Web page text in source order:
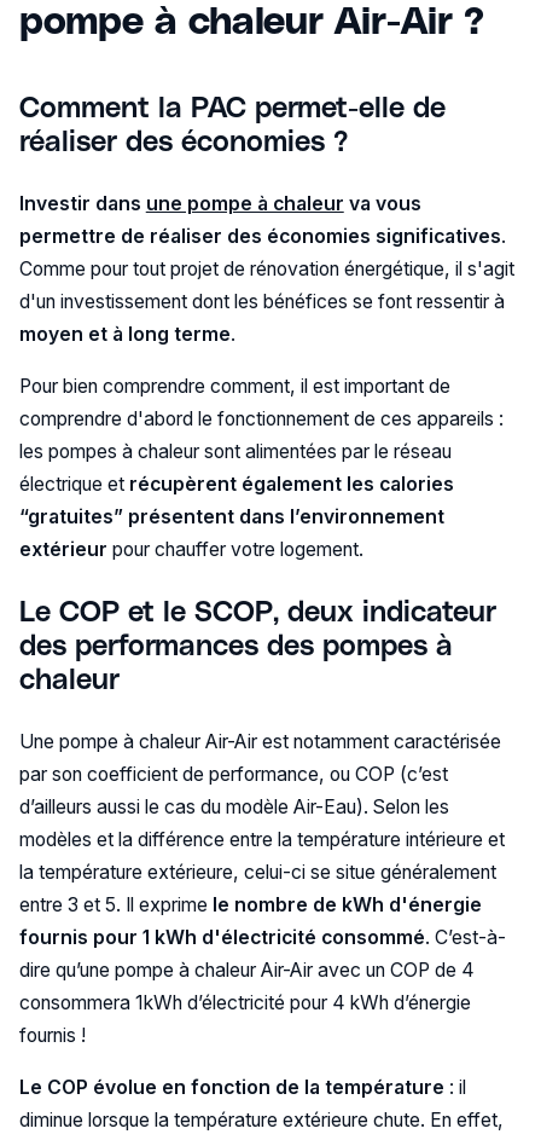
pompe à chaleur Air-Air ?
Comment la PAC permet-elle de
réaliser des économies ?
Investir dans une pompe à chaleur va vous
permettre de réaliser des économies significatives.
Comme pour tout projet de rénovation énergétique, il s'agit
d'un investissement dont les bénéfices se font ressentir à
moyen et à long terme.
Pour bien comprendre comment, il est important de
comprendre d'abord le fonctionnement de ces appareils :
les pompes à chaleur sont alimentées par le réseau
électrique et récupèrent également les calories
“gratuites” présentent dans l’environnement
extérieur pour chauffer votre logement.
Le COP et le SCOP, deux indicateur
des performances des pompes à
chaleur
Une pompe à chaleur Air-Air est notamment caractérisée
par son coefficient de performance, ou COP (c’est
d’ailleurs aussi le cas du modèle Air-Eau). Selon les
modèles et la différence entre la température intérieure et
la température extérieure, celui-ci se situe généralement
entre 3 et 5. Il exprime le nombre de kWh d'énergie
fournis pour 1 kWh d'électricité consommé. C’est-à-
dire qu’une pompe à chaleur Air-Air avec un COP de 4
consommera 1kWh d’électricité pour 4 kWh d’énergie
fournis !
Le COP évolue en fonction de la température : il
diminue lorsque la température extérieure chute. En effet,